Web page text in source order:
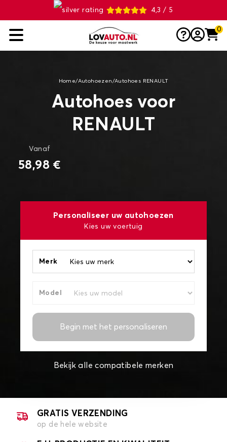
4,3 / 5
0
Home/Autohoezen /Autohoes RENAULT
Autohoes voor
RENAULT
Vanaf
58,98 €
Personaliseer uw autohoezen
Kies uw voertuig
Merk
Model
Begin met het personaliseren
Bekijk alle compatibele merken
GRATIS VERZENDING
op de hele website